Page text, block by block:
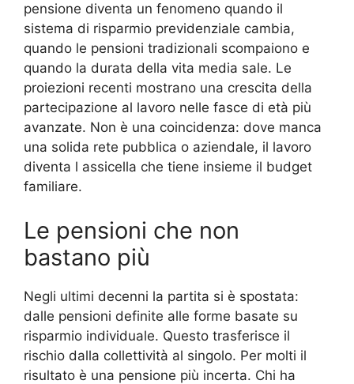
pensione diventa un fenomeno quando il
sistema di risparmio previdenziale cambia,
quando le pensioni tradizionali scompaiono e
quando la durata della vita media sale. Le
proiezioni recenti mostrano una crescita della
partecipazione al lavoro nelle fasce di età più
avanzate. Non è una coincidenza: dove manca
una solida rete pubblica o aziendale, il lavoro
diventa l assicella che tiene insieme il budget
familiare.
Le pensioni che non
bastano più
Negli ultimi decenni la partita si è spostata:
dalle pensioni definite alle forme basate su
risparmio individuale. Questo trasferisce il
rischio dalla collettività al singolo. Per molti il
risultato è una pensione più incerta. Chi ha